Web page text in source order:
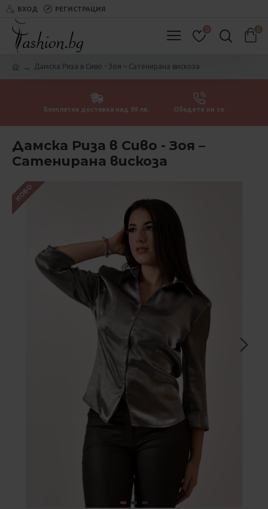
ВХОД РЕГИСТРАЦИЯ
0 0
Дамска Риза в Сиво - Зоя – Сатенирана вискоза
Безплатна доставка над 99 лв. Обадете ни се
Дамска Риза в Сиво - Зоя –
Сатенирана вискоза
НОВО